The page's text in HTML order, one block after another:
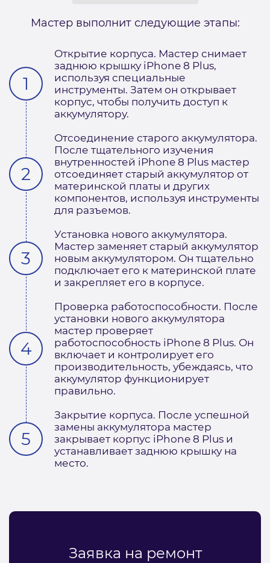
Мастер выполнит следующие этапы:
Открытие корпуса. Мастер снимает
заднюю крышку iPhone 8 Plus,
используя специальные
инструменты. Затем он открывает
корпус, чтобы получить доступ к
аккумулятору.
Отсоединение старого аккумулятора.
После тщательного изучения
внутренностей iPhone 8 Plus мастер
отсоединяет старый аккумулятор от
материнской платы и других
компонентов, используя инструменты
для разъемов.
Установка нового аккумулятора.
Мастер заменяет старый аккумулятор
новым аккумулятором. Он тщательно
подключает его к материнской плате
и закрепляет его в корпусе.
Проверка работоспособности. После
установки нового аккумулятора
мастер проверяет
работоспособность iPhone 8 Plus. Он
включает и контролирует его
производительность, убеждаясь, что
аккумулятор функционирует
правильно.
Закрытие корпуса. После успешной
замены аккумулятора мастер
закрывает корпус iPhone 8 Plus и
устанавливает заднюю крышку на
место.
Заявка на ремонт